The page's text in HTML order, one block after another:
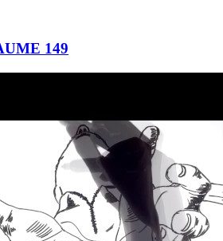
149